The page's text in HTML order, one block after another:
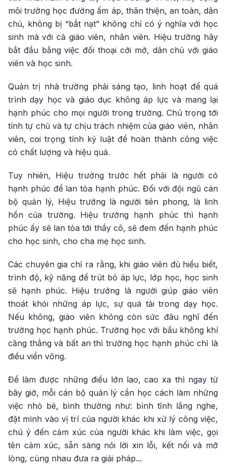
môi trường học đường ấm áp, thân thiện, an toàn, dân
chủ, không bị “bắt nạt” không chỉ có ý nghĩa với học
sinh mà với cả giáo viên, nhân viên. Hiệu trưởng hãy
bắt đầu bằng việc đối thoại cởi mở, dân chủ với giáo
viên và học sinh.
Quản trị nhà trường phải sáng tạo, linh hoạt để quá
trình dạy học và giáo dục không áp lực và mang lại
hạnh phúc cho mọi người trong trường. Chú trọng tới
tính tự chủ và tự chịu trách nhiệm của giáo viên, nhân
viên, coi trọng tính kỷ luật để hoàn thành công việc
có chất lượng và hiệu quả.
Tuy nhiên, Hiệu trưởng trước hết phải là người có
hạnh phúc để lan tỏa hạnh phúc. Đối với đội ngũ cán
bộ quản lý, Hiệu trưởng là người tiên phong, là linh
hồn của trường. Hiệu trưởng hạnh phúc thì hạnh
phúc ấy sẽ lan tỏa tới thầy cô, sẽ đem đến hạnh phúc
cho học sinh, cho cha mẹ học sinh.
Các chuyên gia chỉ ra rằng, khi giáo viên đủ hiểu biết,
trình độ, kỹ năng để trút bỏ áp lực, lớp học, học sinh
sẽ hạnh phúc. Hiệu trưởng là người giúp giáo viên
thoát khỏi những áp lực, sự quá tải trong dạy học.
Nếu không, giáo viên không còn sức đâu nghĩ đến
trường học hạnh phúc. Trường học với bầu không khí
căng thẳng và bất an thì trường học hạnh phúc chỉ là
điều viển vông.
Để làm được những điều lớn lao, cao xa thì ngay từ
bây giờ, mỗi cán bộ quản lý cần học cách làm những
việc nhỏ bé, bình thường như: bình tĩnh lắng nghe,
đặt mình vào vị trí của người khác khi xử lý công việc,
chú ý đến cảm xúc của người khác khi làm việc, gọi
tên cảm xúc, sẵn sàng nói lời xin lỗi, kết nối và mở
lòng, cùng nhau đưa ra giải pháp...